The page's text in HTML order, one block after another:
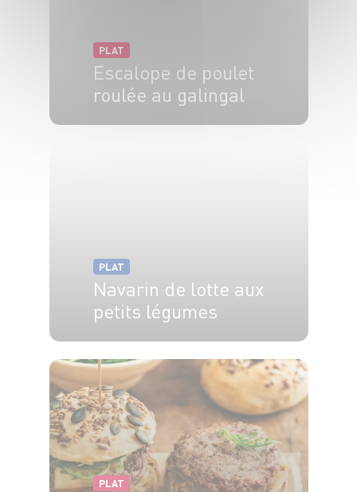
PLAT
Escalope de poulet
roulée au galingal
PLAT
Navarin de lotte aux
petits légumes
PLAT